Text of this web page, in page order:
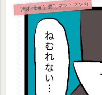
【無料漫画】週刊ママ・マンガ